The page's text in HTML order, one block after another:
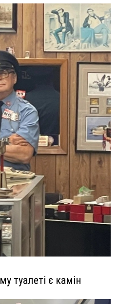
туалеті є камін